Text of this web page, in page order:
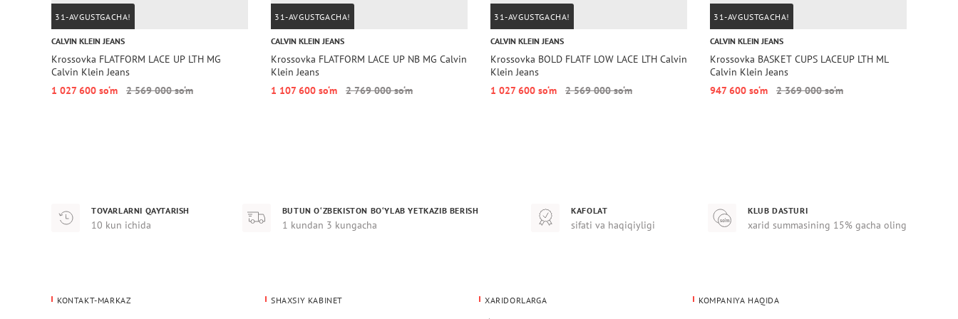
31-AVGUSTGACHA!
CALVIN KLEIN JEANS
Krossovka FLATFORM LACE UP LTH MG
Calvin Klein Jeans
1 027 600 so‘m
2 569 000 so‘m
31-AVGUSTGACHA!
CALVIN KLEIN JEANS
Krossovka FLATFORM LACE UP NB MG Calvin
Klein Jeans
1 107 600 so‘m
2 769 000 so‘m
31-AVGUSTGACHA!
CALVIN KLEIN JEANS
Krossovka BOLD FLATF LOW LACE LTH Calvin
Klein Jeans
1 027 600 so‘m
2 569 000 so‘m
31-AVGUSTGACHA!
CALVIN KLEIN JEANS
Krossovka BASKET CUPS LACEUP LTH ML
Calvin Klein Jeans
947 600 so‘m
2 369 000 so‘m
TOVARLARNI QAYTARISH
10 kun ichida
BUTUN O‘ZBEKISTON BO‘YLAB YETKAZIB BERISH
1 kundan 3 kungacha
KAFOLAT
sifati va haqiqiyligi
KLUB DASTURI
xarid summasining 15% gacha oling
KONTAKT-MARKAZ SHAXSIY KABINET XARIDORLARGA KOMPANIYA HAQIDA